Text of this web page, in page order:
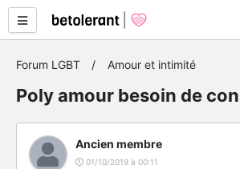
Forum LGBT Amour et intimité
Poly amour besoin de
Ancien membre
01/10/2019 à 00:11